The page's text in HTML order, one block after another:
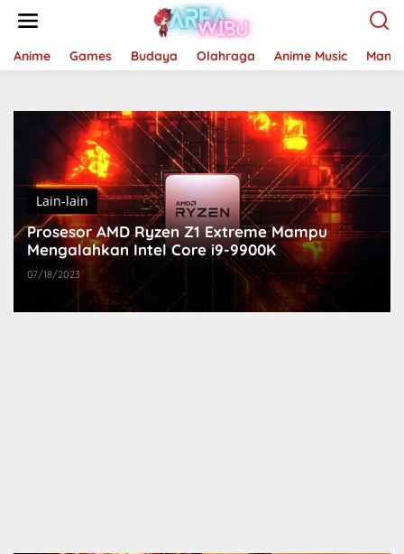
Anime Games Budaya Olahraga Anime Music
Lain-lain
Prosesor AMD Ryzen Z1 Extreme Mampu
Mengalahkan Intel Core i9-9900K
07/18/2023